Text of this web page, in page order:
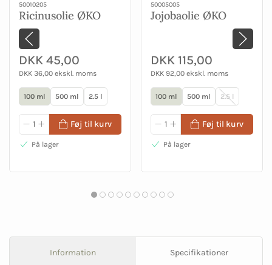
50010205
Ricinusolie ØKO
DKK 45,00
DKK 36,00 ekskl. moms
100 ml 500 ml 2.5 l
Føj til kurv
På lager
50005005
Jojobaolie ØKO
DKK 115,00
DKK 92,00 ekskl. moms
100 ml 500 ml 2.5 l
Føj til kurv
På lager
Information Specifikationer